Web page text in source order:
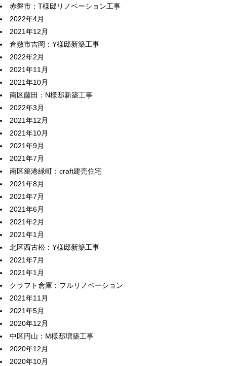
赤磐市：T様邸リノベーション工事
2022年4月
2021年12月
倉敷市吉岡：Y様邸新築工事
2022年2月
2021年11月
2021年10月
南区藤田：N様邸新築工事
2022年3月
2021年12月
2021年10月
2021年9月
2021年7月
南区築港緑町：craft建売住宅
2021年8月
2021年7月
2021年6月
2021年2月
2021年1月
北区西古松：Y様邸新築工事
2021年7月
2021年1月
クラフト倉庫：フルリノベーション
2021年11月
2021年5月
2020年12月
中区円山：M様邸増築工事
2020年12月
2020年10月